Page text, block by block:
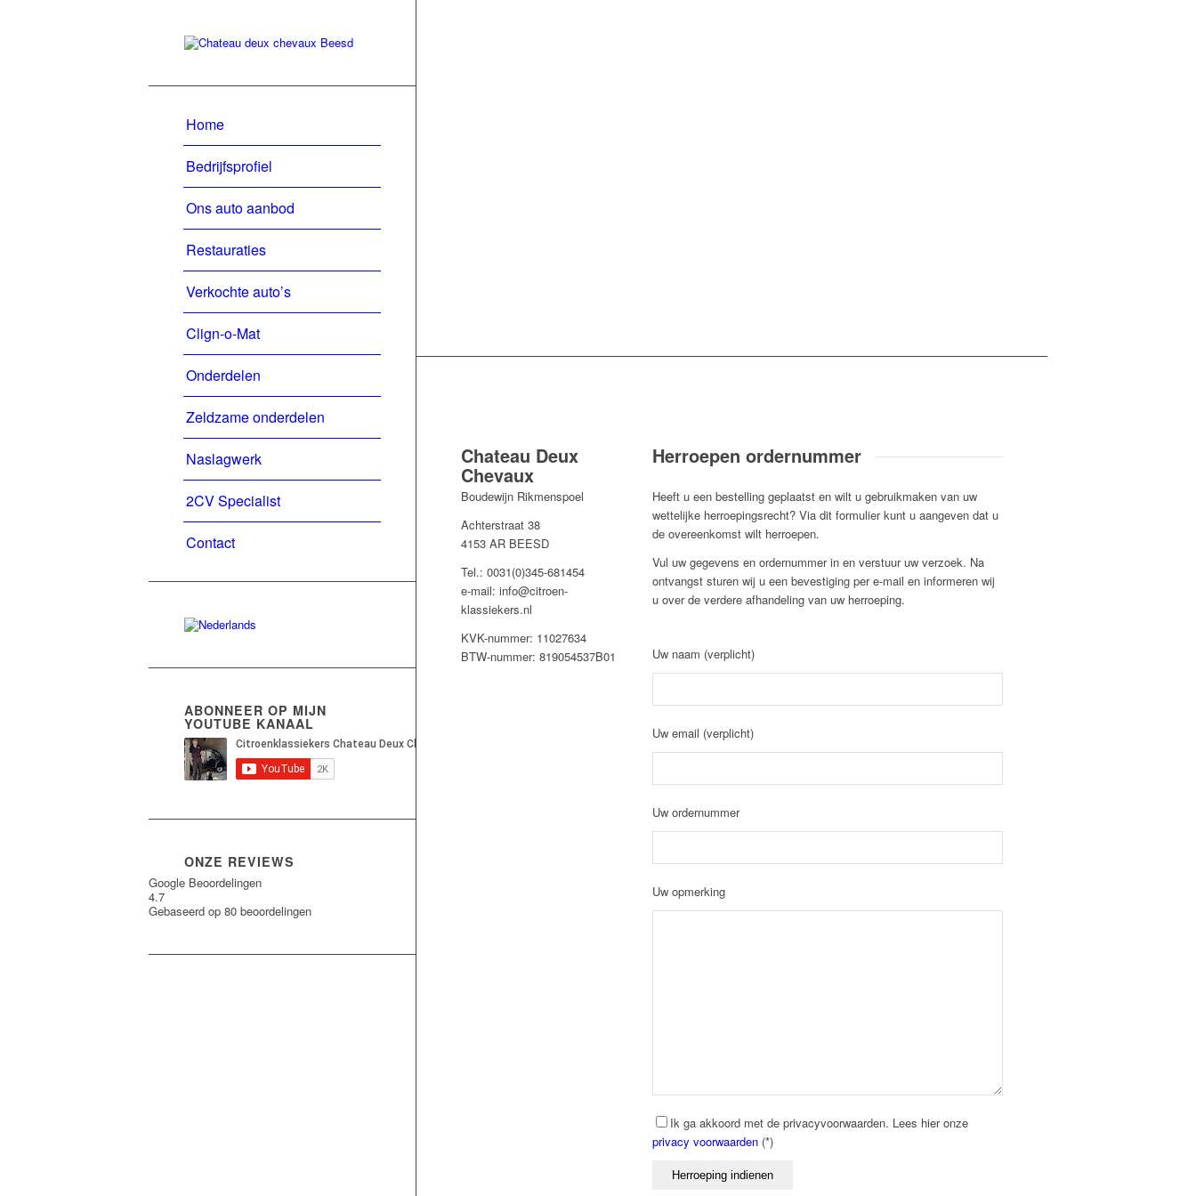
Home
Bedrijfsprofiel
Ons auto aanbod
Restauraties
Verkochte auto’s
Clign-o-Mat
Onderdelen
Zeldzame onderdelen
Naslagwerk
2CV Specialist
Contact
ABONNEER OP MIJN
YOUTUBE KANAAL
ONZE REVIEWS
Google Beoordelingen
4.7
Gebaseerd op 80 beoordelingen
Chateau Deux
Chevaux
Boudewijn Rikmenspoel
Achterstraat 38
4153 AR BEESD
Tel.: 0031(0)345-681454
e-mail: info@citroen-
klassiekers.nl
KVK-nummer: 11027634
BTW-nummer: 819054537B01
Herroepen ordernummer
Heeft u een bestelling geplaatst en wilt u gebruikmaken van uw
wettelijke herroepingsrecht? Via dit formulier kunt u aangeven dat u
de overeenkomst wilt herroepen.
Vul uw gegevens en ordernummer in en verstuur uw verzoek. Na
ontvangst sturen wij u een bevestiging per e-mail en informeren wij
u over de verdere afhandeling van uw herroeping.
Uw naam (verplicht)
Uw email (verplicht)
Uw ordernummer
Uw opmerking
Ik ga akkoord met de privacyvoorwaarden. Lees hier onze
privacy voorwaarden (*)